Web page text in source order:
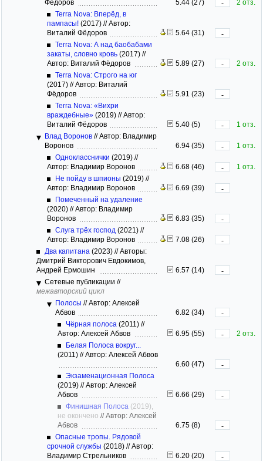
Фёдоров 5.44 (27) -
2 отз.
Terra Nova: Вперёд, в
пампасы! (2017) //Автор:
Виталий Фёдоров
5.64 (31)
-
Terra Nova: А над баобабами
закаты, словно кровь (2017) //
Автор: Виталий Фёдоров
5.89 (27) -
2 отз.
Terra Nova: Строго на юг
(2017) //Автор: Виталий
Фёдоров
5.91 (23)
-
Terra Nova: «Вихри
враждебные» (2019) //Автор:
Виталий Фёдоров
5.40 (5) -
1 отз.
Влад Воронов //Автор: Владимир
Воронов
6.94 (35) -
1 отз.
Однокласснички (2019) //
Автор: Владимир Воронов
6.68 (46) -
1 отз.
Не пойду в шпионы (2019) //
Автор: Владимир Воронов
6.69 (39)
-
Помеченный на удаление
(2020) //Автор: Владимир
Воронов
6.83 (35)
-
Слуга трёх господ (2021) //
Автор: Владимир Воронов
7.08 (26)
-
Два капитана (2023) //Авторы:
Дмитрий Викторович Евдокимов,
Андрей Ермошин
6.57 (14)
-
Сетевые публикации //
межавторский цикл
Полосы //Автор: Алексей
Абвов
6.82 (34)
-
Чёрная полоса (2011) //
Автор: Алексей Абвов
6.95 (55) -
2 отз.
Белая Полоса вокруг...
(2011) //Автор: Алексей Абвов
6.60 (47)
-
Экзаменационная Полоса
(2019) //Автор: Алексей
Абвов
6.66 (29)
-
Финишная Полоса (2019),
не окончено //Автор: Алексей
Абвов
6.75 (8)
-
Опасные тропы. Рядовой
срочной службы (2018) //Автор:
Владимир Стрельников
6.20 (20)
-